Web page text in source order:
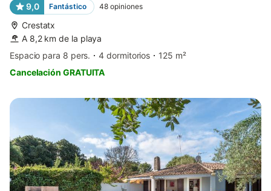
9,0 Fantástico 48 opiniones
Crestatx
A 8,2 km de la playa
Espacio para 8 pers.
4 dormitorios
125 m²
Cancelación GRATUITA